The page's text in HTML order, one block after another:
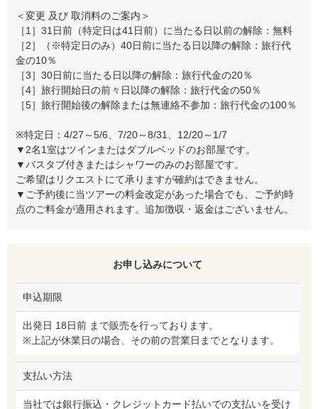
＜変更 及び 取消料のご案内＞
［1］31日前（特定日は41日前）に当たる日以前の解除：無料
［2］（※特定日のみ）40日前に当たる日以降の解除：旅行代
金の10％
［3］30日前に当たる日以降の解除：旅行代金の20％
［4］旅行開始日の前々日以降の解除：旅行代金の50％
［5］旅行開始後の解除または無連絡不参加：旅行代金の100％
※特定日：4/27～5/6、7/20～8/31、12/20～1/7
▼2名1室はツインまたはダブルベッドのお部屋です。
▼バスタブ付きまたはシャワーのみのお部屋です。
ご希望はリクエストにて承りますが確約はできません。
▼ご予約後に当ツアーの料金改定があった場合でも、ご予約時
点のご料金が適用されます。追加徴収・返金はございません。
お申し込みについて
申込期限
出発日 18日前 まで販売を行っております。
※上記が休業日の場合、その前の営業日までとなります。
支払い方法
当社では銀行振込・クレジットカード払いでの支払いを受け